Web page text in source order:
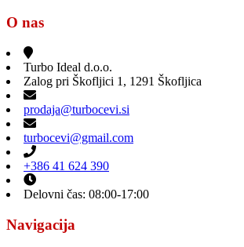
O nas
Turbo Ideal d.o.o.
Zalog pri Škofljici 1, 1291 Škofljica
prodaja@turbocevi.si
turbocevi@gmail.com
+386 41 624 390
Delovni čas: 08:00-17:00
Navigacija